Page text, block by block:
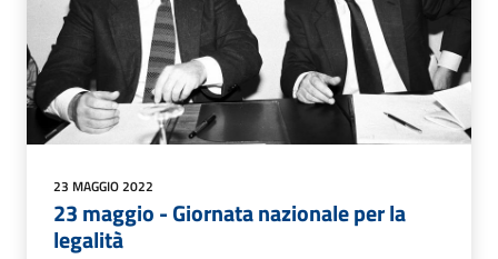
23 MAGGIO 2022
23 maggio - Giornata nazionale per la
legalità